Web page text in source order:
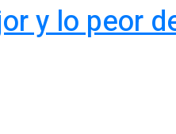
y lo peor